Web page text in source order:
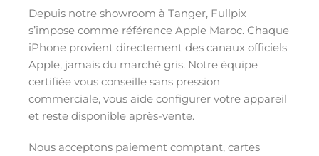
Depuis notre showroom à Tanger, Fullpix
s’impose comme référence Apple Maroc. Chaque
iPhone provient directement des canaux officiels
Apple, jamais du marché gris. Notre équipe
certifiée vous conseille sans pression
commerciale, vous aide configurer votre appareil
et reste disponible après-vente.
Nous acceptons paiement comptant, cartes